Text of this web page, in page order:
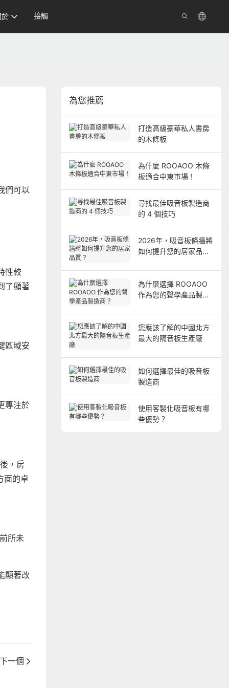
接觸
們可以
性較
了顯著
區域安
專注於
，房
面的卓
所未
顯著改
一個
為您推薦
打造高級豪華私人書房
的木條板
為什麼 ROOAOO 木條
板適合中東市場！
尋找最佳吸音板製造商
的 4 個技巧
2026年，吸音板條牆將
如何提升您的居家品
為什麼選擇 ROOAOO
作為您的聲學產品製造
您應該了解的中國北方
最大的隔音板生產廠
如何選擇最佳的吸音板
製造商
使用客製化吸音板有哪
些優勢？